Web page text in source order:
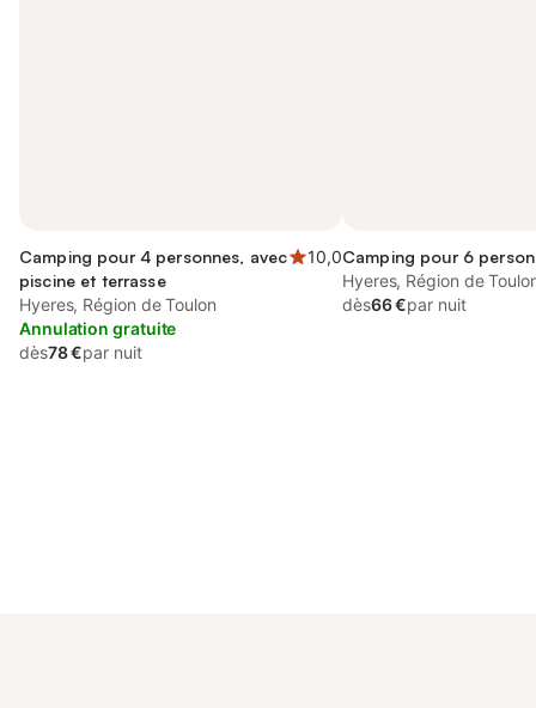
Camping pour 4 personnes, avec
piscine et terrasse
10,0
Hyeres, Région de Toulon
Annulation gratuite
dès78 €par nuit
Camping pour 6
Hyeres, Région de
dès66 €par nuit